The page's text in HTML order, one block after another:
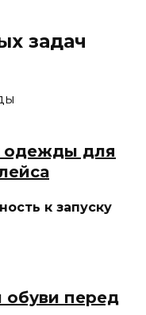
задач
одежды для
к запуску
обуви перед